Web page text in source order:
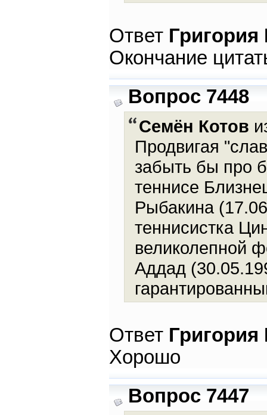
Ответ
Окончание
Вопрос 7448
Семён Котов
Продвигая
забыть бы про
теннисе
Рыбакина
теннисистка
великолепной
Аддад
Ответ
Хорошо
Вопрос 7447